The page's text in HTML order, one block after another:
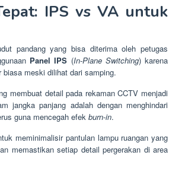
IPS vs VA untuk
pandang yang bisa diterima oleh petugas
Panel IPS (In-Plane Switching) karena
meski dilihat dari samping.
membuat detail pada rekaman CCTV menjadi
jangka panjang adalah dengan menghindari
guna mencegah efek burn-in.
meminimalisir pantulan lampu ruangan yang
memastikan setiap detail pergerakan di area